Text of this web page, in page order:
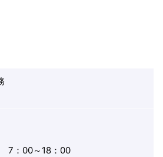
00～18：00